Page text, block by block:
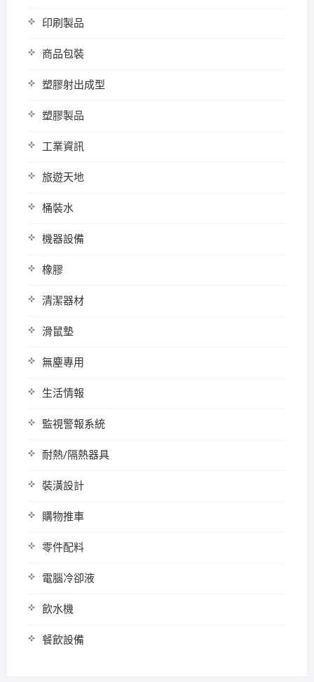
印刷製品
商品包裝
塑膠射出成型
塑膠製品
工業資訊
旅遊天地
桶裝水
機器設備
橡膠
清潔器材
滑鼠墊
無塵專用
生活情報
監視警報系統
耐熱/隔熱器具
裝潢設計
購物推車
零件配料
電腦冷卻液
飲水機
餐飲設備